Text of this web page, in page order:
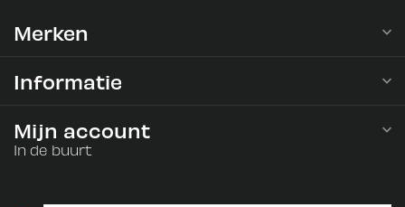
Merken
Informatie
Mijn account
In de buurt